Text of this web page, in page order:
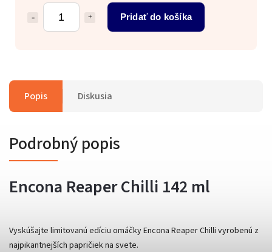
Pridať do košíka
Popis Diskusia
Podrobný popis
Encona Reaper Chilli 142 ml
Vyskúšajte limitovanú edíciu omáčky Encona Reaper Chilli vyrobenú z
najpikantnejších papričiek na svete.